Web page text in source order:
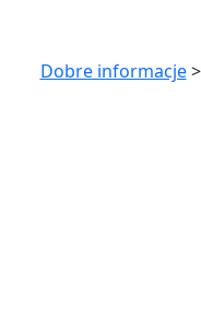
Dobre informacje